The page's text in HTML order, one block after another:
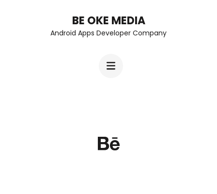
to
(Press
BE OKE MEDIA
Android Apps Developer Company